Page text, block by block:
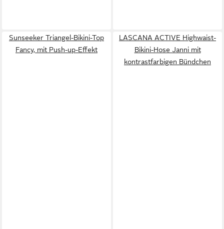
Sunseeker Triangel-Bikini-Top
Fancy, mit Push-up-Effekt
LASCANA ACTIVE Highwaist-
Bikini-Hose Janni mit
kontrastfarbigen Bündchen